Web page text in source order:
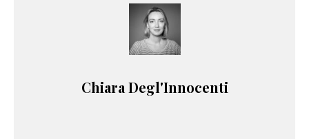
Chiara Degl'Innocenti